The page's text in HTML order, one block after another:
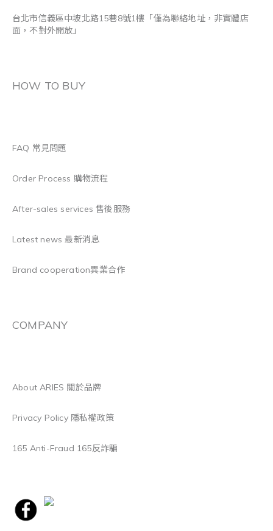
台北市信義區中坡北路15巷8號1樓「僅為聯絡地址，非實體店
面，不對外開放」
HOW TO BUY
FAQ 常見問題
Order Process 購物流程
After-sales services 售後服務
Latest news 最新消息
Brand cooperation異業合作
COMPANY
About ARIES 關於品牌
Privacy Policy 隱私權政策
165 Anti-Fraud 165反詐騙